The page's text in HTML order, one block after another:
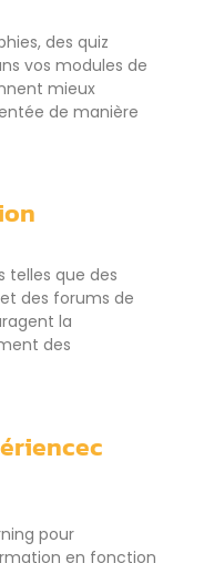
des quiz
vos modules de
mieux
de manière
telles que des
des forums de
la
des
pour
en fonction